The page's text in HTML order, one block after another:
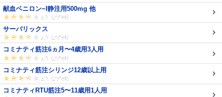
献血ベニロン−I静注用500mg 他
サーバリックス
コミナティ筋注6ヵ月〜4歳用3人用
コミナティ筋注シリンジ12歳以上用
コミナティRTU筋注5〜11歳用1人用